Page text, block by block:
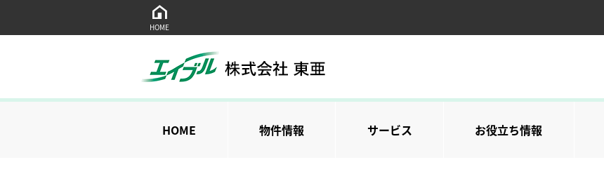
HOME
HOME 物件情報 サービス お役立ち情報